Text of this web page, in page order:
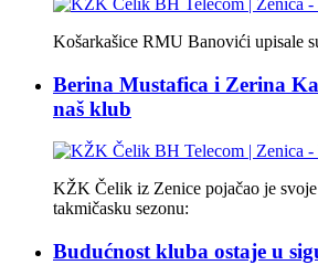
Košarkašice RMU Banovići upisale
Berina Mustafica i Zerina
naš klub
KŽK Čelik iz Zenice pojačao je svoje
takmičasku sezonu:
Budućnost kluba ostaje u